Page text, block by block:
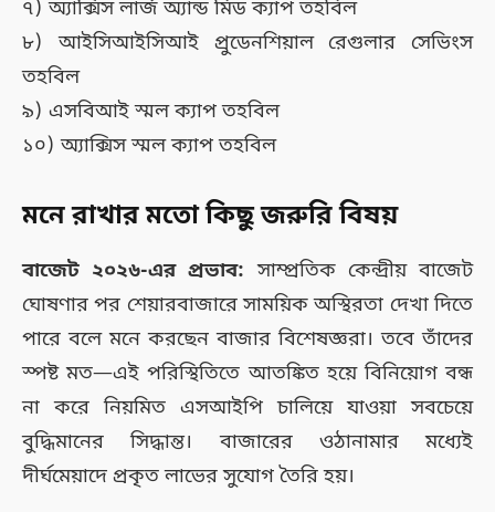
৭) অ্যাক্সিস লার্জ অ্যান্ড মিড ক্যাপ তহবিল
৮) আইসিআইসিআই প্রুডেনশিয়াল রেগুলার সেভিংস
তহবিল
৯) এসবিআই স্মল ক্যাপ তহবিল
১০) অ্যাক্সিস স্মল ক্যাপ তহবিল
মনে রাখার মতো কিছু জরুরি বিষয়
বাজেট ২০২৬-এর প্রভাব: সাম্প্রতিক কেন্দ্রীয় বাজেট
ঘোষণার পর শেয়ারবাজারে সাময়িক অস্থিরতা দেখা দিতে
পারে বলে মনে করছেন বাজার বিশেষজ্ঞরা। তবে তাঁদের
স্পষ্ট মত—এই পরিস্থিতিতে আতঙ্কিত হয়ে বিনিয়োগ বন্ধ
না করে নিয়মিত এসআইপি চালিয়ে যাওয়া সবচেয়ে
বুদ্ধিমানের সিদ্ধান্ত। বাজারের ওঠানামার মধ্যেই
দীর্ঘমেয়াদে প্রকৃত লাভের সুযোগ তৈরি হয়।